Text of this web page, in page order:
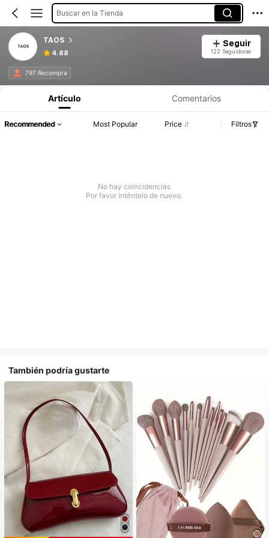
Buscar en la Tienda
TAOS
4.88
Seguir
122 Seguidores
797 Recompra
Artículo Comentarios
Recommended Most Popular Price Filtros
No hay coincidencias
Por favor inténtelo de nuevo.
También podría gustarte